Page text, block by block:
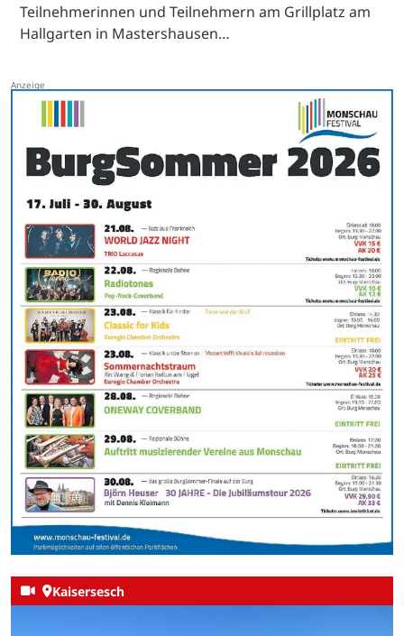
Teilnehmerinnen und Teilnehmern am Grillplatz am
Hallgarten in Mastershausen…
Kaisersesch